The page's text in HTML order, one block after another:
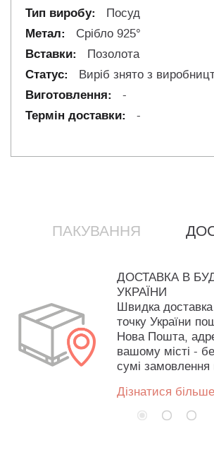
Посуд
Срібло 925°
Позолота
Виріб знято з
-
-
ПАКУВАННЯ
ДОСТАВКА В
УКРАЇНИ
Швидка
точку України
Нова Пошта,
вашому місті -
сумі замовлення
Дізнатися